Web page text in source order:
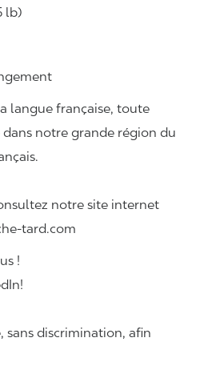
lb)
langue française, toute
notre grande région du
notre site internet
tard.com
!
sans discrimination, afin